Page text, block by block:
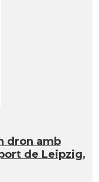
dron amb
de Leipzig,